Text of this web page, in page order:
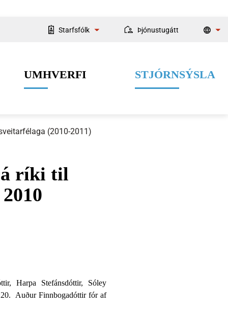
Starfsfólk Þjónustugátt
Velferðarþjónusta
Menning og listir
UMHVERFI
Dýrahald
STJÓRNSÝSLA
Fjármál
(2010-2011)
ríki til
Harpa Stefánsdóttir, Sóley
Auður Finnbogadóttir fór af